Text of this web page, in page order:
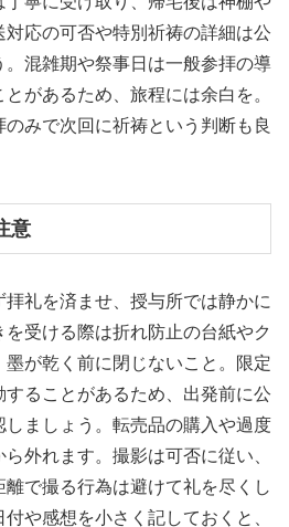
応の可否や特別祈祷の詳細は公
混雑期や祭事日は一般参拝の導
があるため、旅程には余白を。
みで次回に祈祷という判断も良
意
礼を済ませ、授与所では静かに
受ける際は折れ防止の台紙やク
墨が乾く前に閉じないこと。限定
ることがあるため、出発前に公
ましょう。転売品の購入や過度
外れます。撮影は可否に従い、
で撮る行為は避けて礼を尽くし
や感想を小さく記しておくと、